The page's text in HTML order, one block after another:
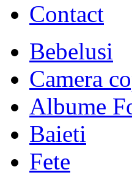
Contact
Bebelusi
Camera
Albume
Baieti
Fete